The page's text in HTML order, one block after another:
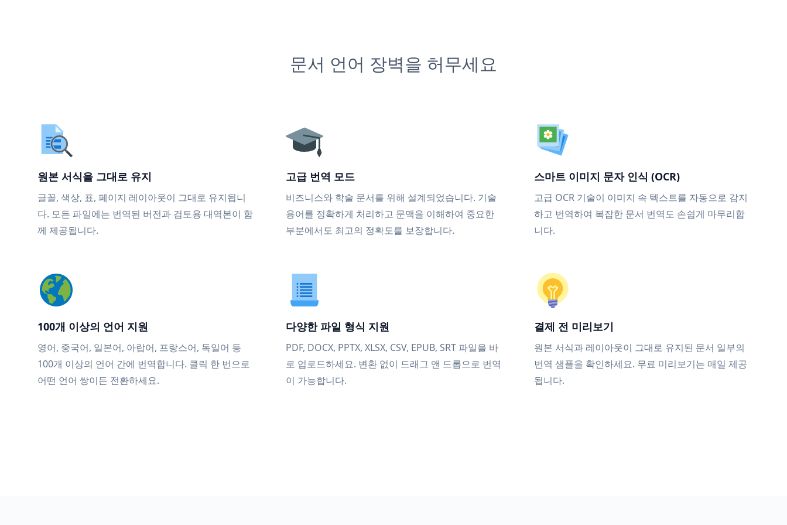
문서 언어 장벽을 허무세요
원본 서식을 그대로 유지
글꼴, 색상, 표, 페이지 레이아웃이 그대로 유지됩니
다. 모든 파일에는 번역된 버전과 검토용 대역본이 함
께 제공됩니다.
고급 번역 모드
비즈니스와 학술 문서를 위해 설계되었습니다. 기술
용어를 정확하게 처리하고 문맥을 이해하여 중요한
부분에서도 최고의 정확도를 보장합니다.
스마트 이미지 문자 인식 (OCR)
고급 OCR 기술이 이미지 속 텍스트를 자동으로 감지
하고 번역하여 복잡한 문서 번역도 손쉽게 마무리합
니다.
100개 이상의 언어 지원
영어, 중국어, 일본어, 아랍어, 프랑스어, 독일어 등
100개 이상의 언어 간에 번역합니다. 클릭 한 번으로
어떤 언어 쌍이든 전환하세요.
다양한 파일 형식 지원
PDF, DOCX, PPTX, XLSX, CSV, EPUB, SRT 파일을 바
로 업로드하세요. 변환 없이 드래그 앤 드롭으로 번역
이 가능합니다.
결제 전 미리보기
원본 서식과 레이아웃이 그대로 유지된 문서 일부의
번역 샘플을 확인하세요. 무료 미리보기는 매일 제공
됩니다.